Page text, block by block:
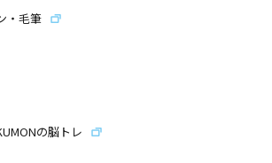
・毛筆
の脳トレ